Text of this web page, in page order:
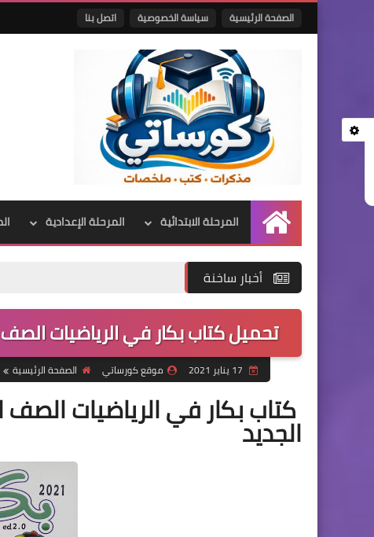
الصفحة الرئيسية سياسة الخصوصية اتصل بنا
الرئيسية
المرحلة الابتدائية المرحلة الإعدادية
أخبار ساخنة
تحميل كتاب بكار في الرياضيات الصف
موقع كورساتي الصفحة الرئيسية
كتاب بكار في الرياضيات الصف
الجديد